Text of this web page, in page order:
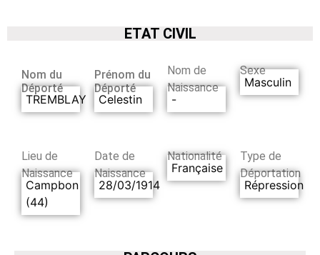
ETAT CIVIL
Nom du
Déporté
TREMBLAY
Prénom du
Déporté
Celestin
Nom de
Naissance
-
Sexe
Masculin
Lieu de
Naissance
Campbon
(44)
Date de
Naissance
28/03/1914
Nationalité
Française
Type de
Déportation
Répression